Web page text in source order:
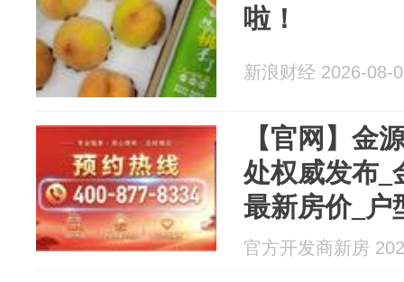
啦！
新浪财经 2026-08-
【官网】金
处权威发布_
最新房价_户
热搜好房子-
官方开发商新房